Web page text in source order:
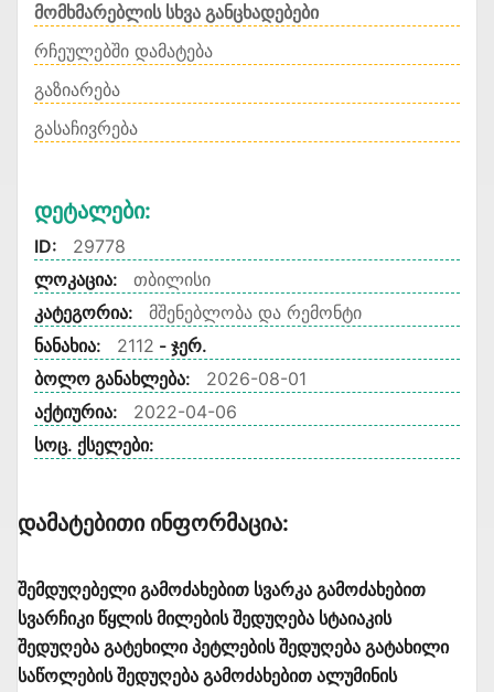
მომხმარებლის სხვა განცხადებები
რჩეულებში დამატება
გაზიარება
გასაჩივრება
Დეტალები:
ID:
29778
ლოკაცია:
თბილისი
კატეგორია:
მშენებლობა და რემონტი
ნანახია:
2112 - ჯერ.
ბოლო განახლება:
2026-08-01
აქტიურია:
2022-04-06
სოც. ქსელები:
Დამატებითი Ინფორმაცია:
შემდუღებელი გამოძახებით სვარკა გამოძახებით
სვარჩიკი წყლის მილების შედუღება სტაიაკის
შედუღება გატეხილი პეტლების შედუღება გატახილი
საწოლების შედუღება გამოძახებით ალუმინის